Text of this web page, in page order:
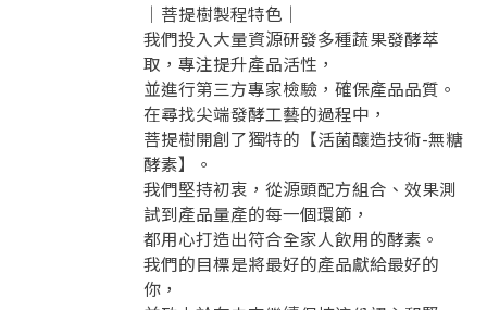
｜菩提樹製程特色｜
我們投入大量資源研發多種蔬果發酵萃
取，專注提升產品活性，
並進行第三方專家檢驗，確保產品品質。
在尋找尖端發酵工藝的過程中，
菩提樹開創了獨特的【活菌釀造技術-無糖
酵素】。
我們堅持初衷，從源頭配方組合、效果測
試到產品量產的每一個環節，
都用心打造出符合全家人飲用的酵素。
我們的目標是將最好的產品獻給最好的
你，